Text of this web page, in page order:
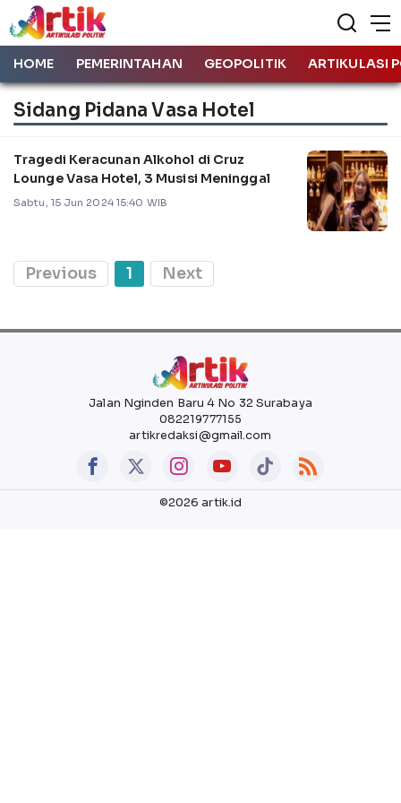
HOME PEMERINTAHAN GEOPOLITIK ARTIKULASI
Sidang Pidana Vasa Hotel
Tragedi Keracunan Alkohol di Cruz
Lounge Vasa Hotel, 3 Musisi Meninggal
Sabtu, 15 Jun 2024 15:40 WIB
Previous 1 Next
Jalan Nginden Baru 4 No 32 Surabaya
082219777155
artikredaksi@gmail.com
©2026 artik.id